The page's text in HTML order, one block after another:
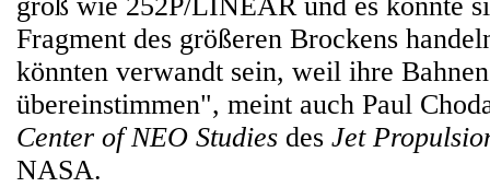
Fragment des größeren Brockens
könnten verwandt sein, weil ihre
übereinstimmen", meint auch Paul
Center of NEO Studies des Jet
NASA.